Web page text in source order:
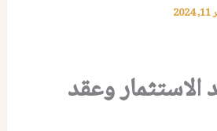
الاستثمار وعقد